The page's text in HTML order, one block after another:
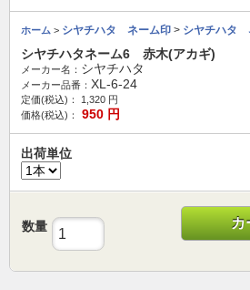
ホーム > シヤチハタ ネーム印 > シヤチハタ
シヤチハタネーム6 赤木(アカギ)
メーカー名： シヤチハタ
メーカー品番： XL-6-24
定価(税込)： 1,320 円
価格(税込)：
950 円
出荷単位
数量 カ